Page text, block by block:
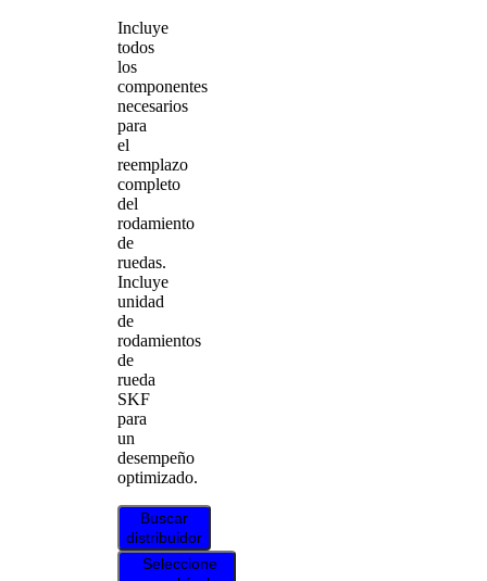
Incluye
todos
los
componentes
necesarios
para
el
reemplazo
completo
del
rodamiento
de
ruedas.
Incluye
unidad
de
rodamientos
de
rueda
SKF
para
un
desempeño
optimizado.
Buscar
distribuidor
Seleccione